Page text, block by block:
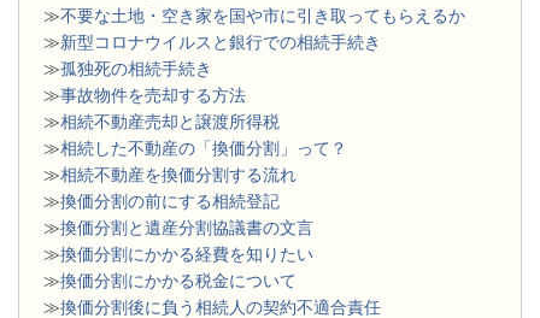
≫不要な土地・空き家を国や市に引き取ってもらえるか
≫新型コロナウイルスと銀行での相続手続き
≫孤独死の相続手続き
≫事故物件を売却する方法
≫相続不動産売却と譲渡所得税
≫相続した不動産の「換価分割」って？
≫相続不動産を換価分割する流れ
≫換価分割の前にする相続登記
≫換価分割と遺産分割協議書の文言
≫換価分割にかかる経費を知りたい
≫換価分割にかかる税金について
≫換価分割後に負う相続人の契約不適合責任